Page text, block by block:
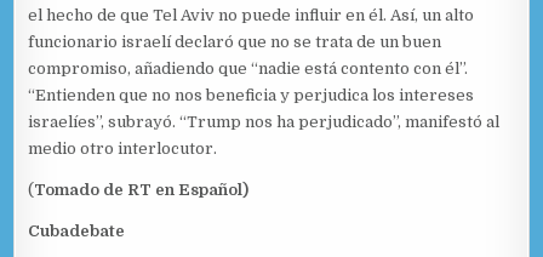
el hecho de que Tel Aviv no puede influir en él. Así, un alto
funcionario israelí declaró que no se trata de un buen
compromiso, añadiendo que “nadie está contento con él”.
“Entienden que no nos beneficia y perjudica los intereses
israelíes”, subrayó. “Trump nos ha perjudicado”, manifestó al
medio otro interlocutor.
(Tomado de RT en Español)
Cubadebate